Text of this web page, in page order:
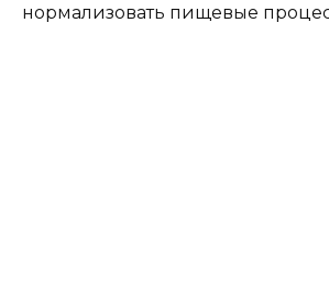
нормализовать пищевые